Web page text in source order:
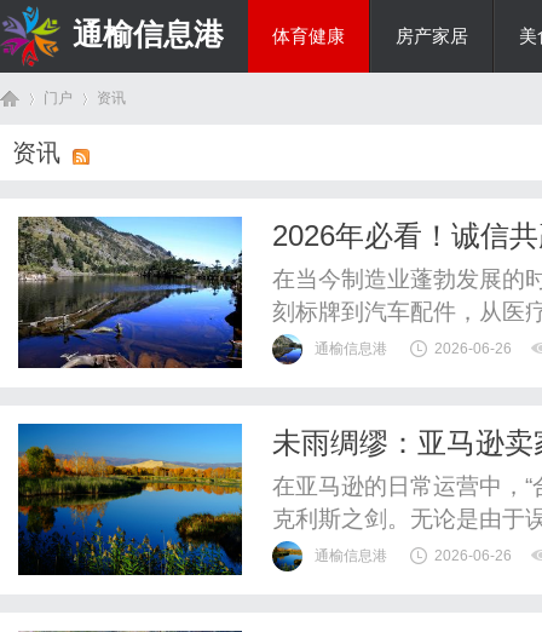
通榆信息港 体育健康 房产家居 美
门户 资讯
资讯
2026年必看！诚信
在当今制造业蓬勃发展的
刻标牌到汽车配件，从医
而，市场上镜面不锈钢产
度参差不齐市面上很多镜
通榆信息港 2026-06-26
未雨绸缪：亚马逊
金”安全？
在亚马逊的日常运营中，“
克利斯之剑。无论是由于
关联等引发的店铺封禁，
通榆信息港 2026-06-26